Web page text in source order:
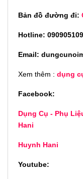
Bản đồ đường đi:
Hotline:
Email:
Xem thêm : dụng
Facebook:
Dụng Cụ - Phụ
Hani
Huynh Hani
Youtube: